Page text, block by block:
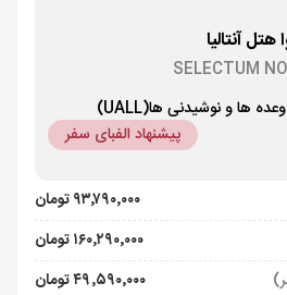
آنتالیا
SELECTUM
وعده ها و نوشیدنی ها(UALL)
پیشنهاد الفبای سفر
۹۳٬۷۹۰٬۰۰۰ تومان
۱۶۰٬۲۹۰٬۰۰۰ تومان
۴۹٬۵۹۰٬۰۰۰ تومان